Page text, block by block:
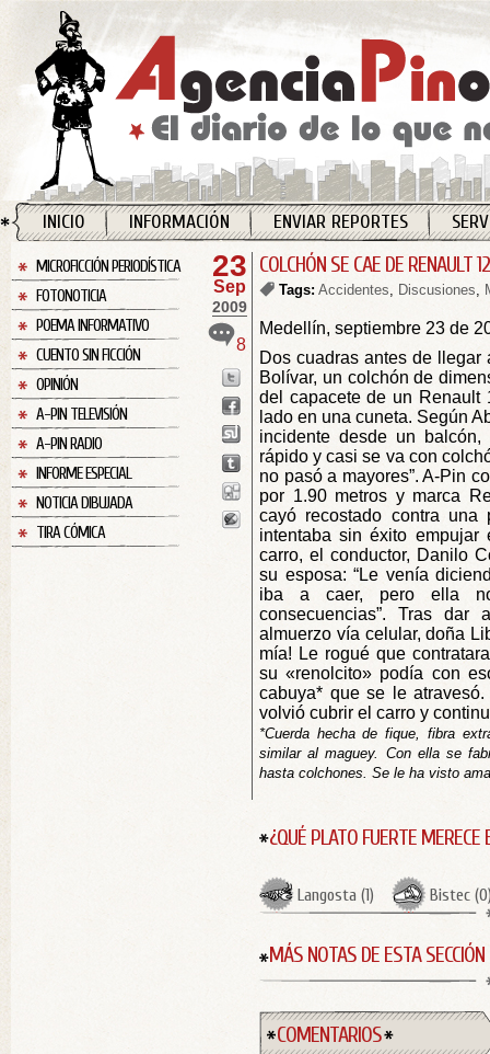
INICIO INFORMACIÓN ENVIAR REPORTES
MICROFICCIÓN PERIODÍSTICA
FOTONOTICIA
POEMA INFORMATIVO
CUENTO SIN FICCIÓN
OPINIÓN
A-PIN TELEVISIÓN
A-PIN RADIO
INFORME ESPECIAL
NOTICIA DIBUJADA
TIRA CÓMICA
23
Sep
2009
8
COLCHÓN SE CAE DE RENAULT 12
Tags: Accidentes, Discusiones,
Medellín, septiembre 23 de
Dos cuadras antes de
Bolívar, un colchón de
del capacete de un Renault
lado en una cuneta. Según
incidente desde un
rápido y casi se va con
no pasó a mayores”. A-Pin
por 1.90 metros y marca
cayó recostado contra una
intentaba sin éxito
carro, el conductor, Danilo
su esposa: “Le venía
iba a caer, pero ella
consecuencias”. Tras dar
almuerzo vía celular, doña
mía! Le rogué que
su «renolcito» podía con
cabuya* que se le
volvió cubrir el carro y
*Cuerda hecha de fique, fibra
similar al maguey. Con ella se
hasta colchones. Se le ha visto
¿QUÉ PLATO FUERTE MERECE
Langosta (1) Bistec (0
MÁS NOTAS DE ESTA SECCIÓN
COMENTARIOS